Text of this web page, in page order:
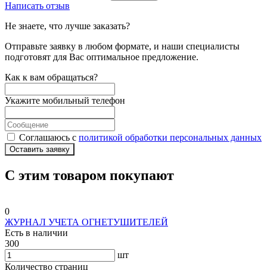
Написать отзыв
Не знаете, что лучше заказать?
Отправьте заявку в любом формате, и наши специалисты
подготовят для Вас оптимальное предложение.
Как к вам обращаться?
Укажите мобильный телефон
Соглашаюсь с политикой обработки персональных данных
Оставить заявку
С этим товаром покупают
0
ЖУРНАЛ УЧЕТА ОГНЕТУШИТЕЛЕЙ
Есть в наличии
300
шт
Количество страниц